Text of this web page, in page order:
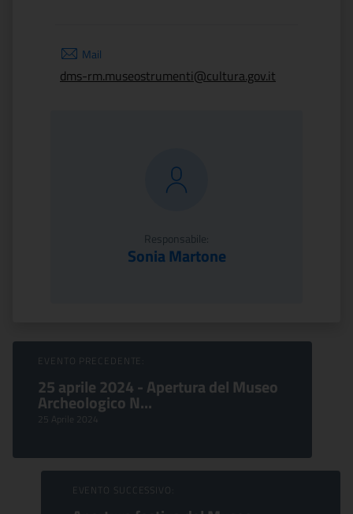
Mail
dms-rm.museostrumenti@cultura.gov.it
Responsabile:
Sonia Martone
Sfoglia Eventi
EVENTO PRECEDENTE:
25 aprile 2024 - Apertura del Museo
Archeologico N...
25 Aprile 2024
EVENTO SUCCESSIVO: